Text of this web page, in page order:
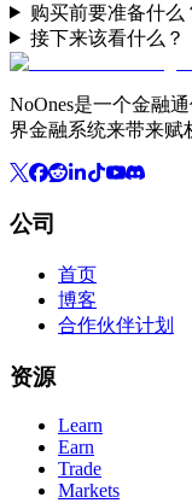
购买前要准备什么
接下来该看什么？
NoOnes是一个金融
界金融系统来带来赋
公司
首页
博客
合作伙伴计划
资源
Learn
Earn
Trade
Markets